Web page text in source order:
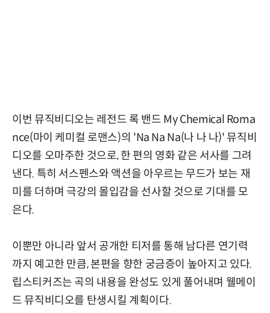
이번 뮤직비디오는 레전드 록 밴드 My Chemical Roma
nce(마이 케미컬 로맨스)의 'Na Na Na(나 나 나)' 뮤직비
디오를 오마주한 것으로, 한 편의 영화 같은 서사를 그려
낸다. 특히 서스펜스와 액션을 아우르는 무드가 보는 재
미를 더하며 극강의 몰입감을 선사할 것으로 기대를 모
은다.
이뿐만 아니라 앞서 공개한 티저를 통해 남다른 연기력
까지 예고한 만큼, 본편을 향한 궁금증이 높아지고 있다.
립스티커즈는 곡의 내용을 완성도 있게 풀어내며 웰메이
드 뮤직비디오를 탄생시킬 계획이다.